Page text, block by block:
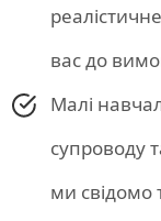
вас до
Малі
супроводу
ми свідомо